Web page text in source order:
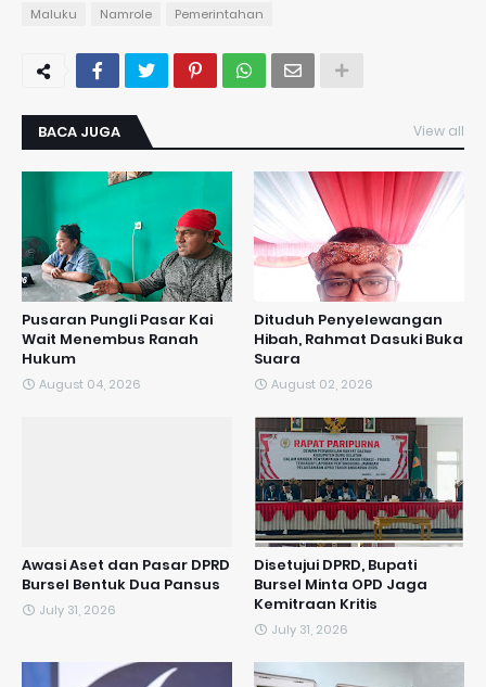
Maluku
Namrole Pemerintahan
BACA JUGA View all
Pusaran Pungli Pasar Kai
Wait Menembus Ranah
Hukum
August 04, 2026
Dituduh Penyelewangan
Hibah, Rahmat Dasuki Buka
Suara
August 02, 2026
Awasi Aset dan Pasar DPRD
Bursel Bentuk Dua Pansus
July 31, 2026
Disetujui DPRD, Bupati
Bursel Minta OPD Jaga
Kemitraan Kritis
July 31, 2026